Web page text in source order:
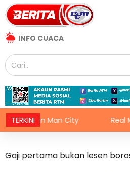
INFO CUACA
TERKINI
Man City Real Madrid
Gaji pertama bukan lesen